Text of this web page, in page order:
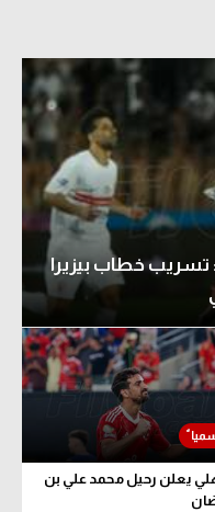
تسريب خطاب بيزيرا
يعلن رحيل محمد علي بن